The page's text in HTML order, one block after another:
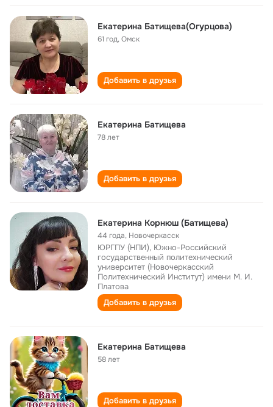
Екатерина Батищева(Огурцова)
61 год,Омск
Добавить в друзья
Екатерина Батищева
78 лет
Добавить в друзья
Екатерина Корнюш (Батищева)
44 года, Новочеркасск
ЮРГПУ (НПИ), Южно-Российский
государственный политехнический
университет (Новочеркасский
Политехнический Институт) имени М. И.
Платова
Добавить в друзья
Екатерина Батищева
58 лет
Добавить в друзья